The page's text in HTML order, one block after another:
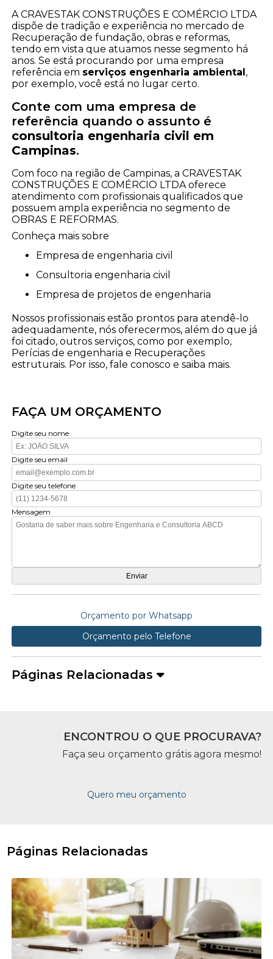
A CRAVESTAK CONSTRUÇÕES E COMÉRCIO LTDA
dispõe de tradição e experiência no mercado de
Recuperação de fundação, obras e reformas,
tendo em vista que atuamos nesse segmento há
anos. Se está procurando por uma empresa
referência em serviços engenharia ambiental,
por exemplo, você está no lugar certo.
Conte com uma empresa de
referência quando o assunto é
consultoria engenharia civil em
Campinas.
Com foco na região de Campinas, a CRAVESTAK
CONSTRUÇÕES E COMÉRCIO LTDA oferece
atendimento com profissionais qualificados que
possuem ampla experiência no segmento de
OBRAS E REFORMAS.
Conheça mais sobre
empresa de engenharia civil
consultoria engenharia civil
empresa de projetos de engenharia
Nossos profissionais estão prontos para atendê-lo
adequadamente, nós oferecermos, além do que já
foi citado, outros serviços, como por exemplo,
Perícias de engenharia e Recuperações
estruturais. Por isso, fale conosco e saiba mais.
FAÇA UM ORÇAMENTO
Digite seu nome
Digite seu email
Digite seu telefone
Mensagem
Orçamento por Whatsapp
Orçamento pelo Telefone
Páginas Relacionadas
ENCONTROU O QUE PROCURAVA?
Faça seu orçamento grátis agora mesmo!
Quero meu orçamento
Páginas Relacionadas